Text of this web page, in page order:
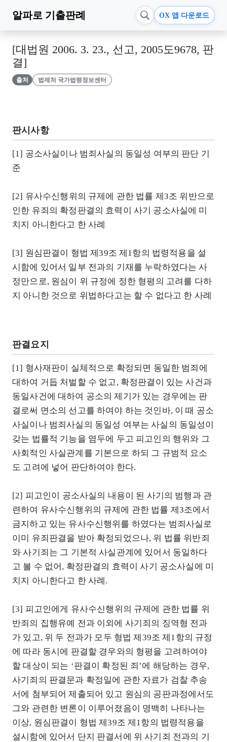
알파로 기출판례 OX 앱 다운로드
[대법원 2006. 3. 23., 선고, 2005도9678, 판
결]
출처 법제처 국가법령정보센터
판시사항
[1] 공소사실이나 범죄사실의 동일성 여부의 판단 기
준
[2] 유사수신행위의 규제에 관한 법률 제3조 위반으로
인한 유죄의 확정판결의 효력이 사기 공소사실에 미
치지 아니한다고 한 사례
[3] 원심판결이 형법 제39조 제1항의 법령적용을 설
시함에 있어서 일부 전과의 기재를 누락하였다는 사
정만으로, 원심이 위 규정에 정한 형평의 고려를 다하
지 아니한 것으로 위법하다고는 할 수 없다고 한 사례
판결요지
[1] 형사재판이 실체적으로 확정되면 동일한 범죄에
대하여 거듭 처벌할 수 없고, 확정판결이 있는 사건과
동일사건에 대하여 공소의 제기가 있는 경우에는 판
결로써 면소의 선고를 하여야 하는 것인바, 이 때 공소
사실이나 범죄사실의 동일성 여부는 사실의 동일성이
갖는 법률적 기능을 염두에 두고 피고인의 행위와 그
사회적인 사실관계를 기본으로 하되 그 규범적 요소
도 고려에 넣어 판단하여야 한다.
[2] 피고인이 공소사실의 내용이 된 사기의 범행과 관
련하여 유사수신행위의 규제에 관한 법률 제3조에서
금지하고 있는 유사수신행위를 하였다는 범죄사실로
이미 유죄판결을 받아 확정되었으나, 위 법률 위반죄
와 사기죄는 그 기본적 사실관계에 있어서 동일하다
고 볼 수 없어, 확정판결의 효력이 사기 공소사실에 미
치지 아니한다고 한 사례.
[3] 피고인에게 유사수신행위의 규제에 관한 법률 위
반죄의 집행유예 전과 이외에 사기죄의 징역형 전과
가 있고, 위 두 전과가 모두 형법 제39조 제1항의 규정
에 따라 동시에 판결할 경우와의 형평을 고려하여야
할 대상이 되는 ‘판결이 확정된 죄’에 해당하는 경우,
사기죄의 판결문과 확정일에 관한 자료가 검찰 추송
서에 첨부되어 제출되어 있고 원심의 공판과정에서도
그와 관련한 변론이 이루어졌음이 명백히 나타나는
이상, 원심판결이 형법 제39조 제1항의 법령적용을
설시함에 있어서 단지 판결서에 위 사기죄 전과의 기